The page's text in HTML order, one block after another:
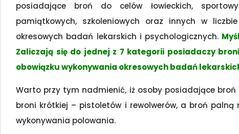
posiadające broń do celów łowieckich,
pamiątkowych, szkoleniowych oraz innych w
okresowych badań lekarskich i psychologicznych.
Zaliczają się do jednej z 7 kategorii posiadaczy
obowiązku wykonywania okresowych badań
Warto przy tym nadmienić, iż osoby posiadające
broni krótkiej – pistoletów i rewolwerów, a broń
wykonywania polowania.